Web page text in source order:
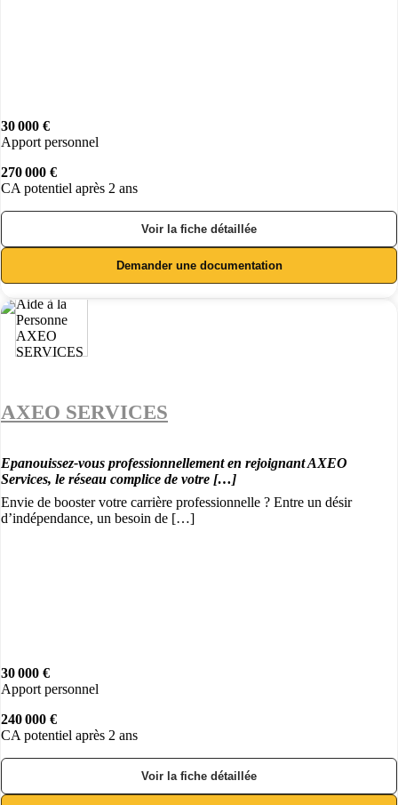
30 000 €
Apport personnel
270 000 €
CA potentiel après 2 ans
Voir la fiche détaillée
Demander une documentation
AXEO SERVICES
Epanouissez-vous professionnellement en rejoignant AXEO
Services, le réseau complice de votre […]
Envie de booster votre carrière professionnelle ? Entre un désir
d’indépendance, un besoin de […]
30 000 €
Apport personnel
240 000 €
CA potentiel après 2 ans
Voir la fiche détaillée